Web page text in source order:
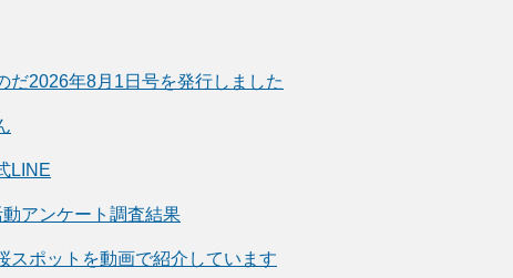
だ2026年8月1日号を発行しました
LINE
アンケート調査結果
スポットを動画で紹介しています